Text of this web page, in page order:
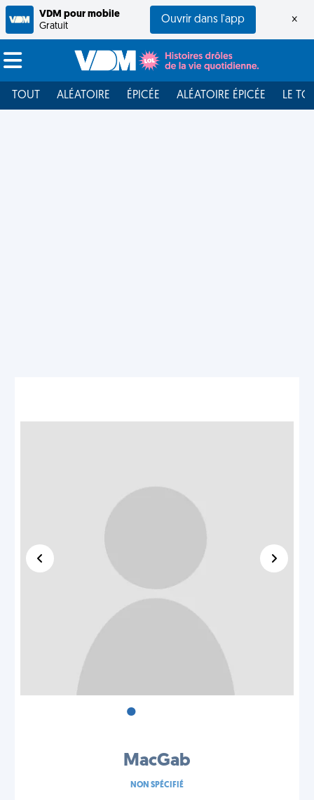
VDM pour mobile
Gratuit
Ouvrir dans l'app ×
TOUT ALÉATOIRE ÉPICÉE ALÉATOIRE ÉPICÉE LE
•
MacGab
NON SPÉCIFIÉ